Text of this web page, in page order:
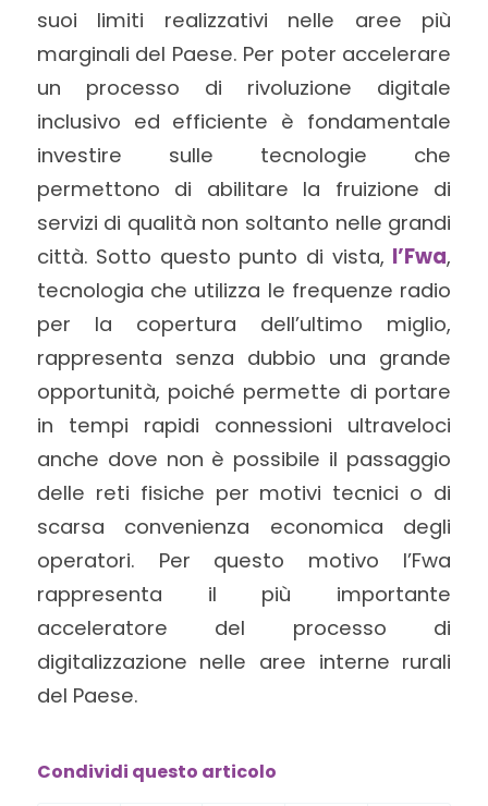
suoi limiti realizzativi nelle aree più
marginali del Paese. Per poter accelerare
un processo di rivoluzione digitale
inclusivo ed efficiente è fondamentale
investire sulle tecnologie che
permettono di abilitare la fruizione di
servizi di qualità non soltanto nelle grandi
città. Sotto questo punto di vista, l’Fwa,
tecnologia che utilizza le frequenze radio
per la copertura dell’ultimo miglio,
rappresenta senza dubbio una grande
opportunità, poiché permette di portare
in tempi rapidi connessioni ultraveloci
anche dove non è possibile il passaggio
delle reti fisiche per motivi tecnici o di
scarsa convenienza economica degli
operatori. Per questo motivo l’Fwa
rappresenta il più importante
acceleratore del processo di
digitalizzazione nelle aree interne rurali
del Paese.
Condividi questo articolo